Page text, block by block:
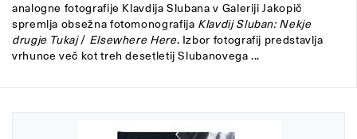
analogne fotografije Klavdija Slubana v Galeriji Jakopič
spremlja obsežna fotomonografija Klavdij Sluban: Nekje
drugje Tukaj/ Elsewhere Here. Izbor fotografij predstavlja
vrhunce več kot treh desetletij Slubanovega ...